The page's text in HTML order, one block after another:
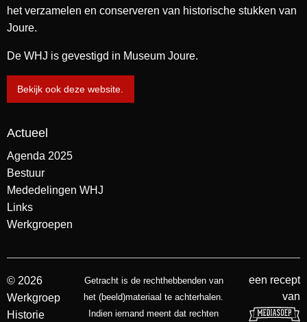
het verzamelen en conserveren van historische stukken van
Joure.
De WHJ is gevestigd in Museum Joure.
Bekijk ook deze website.
Actueel
Agenda 2025
Bestuur
Mededelingen WHJ
Links
Werkgroepen
© 2026
Werkgroep
Historie
Getracht is de rechthebbenden van
het (beeld)materiaal te achterhalen.
Indien iemand meent dat rechten
een recept
van